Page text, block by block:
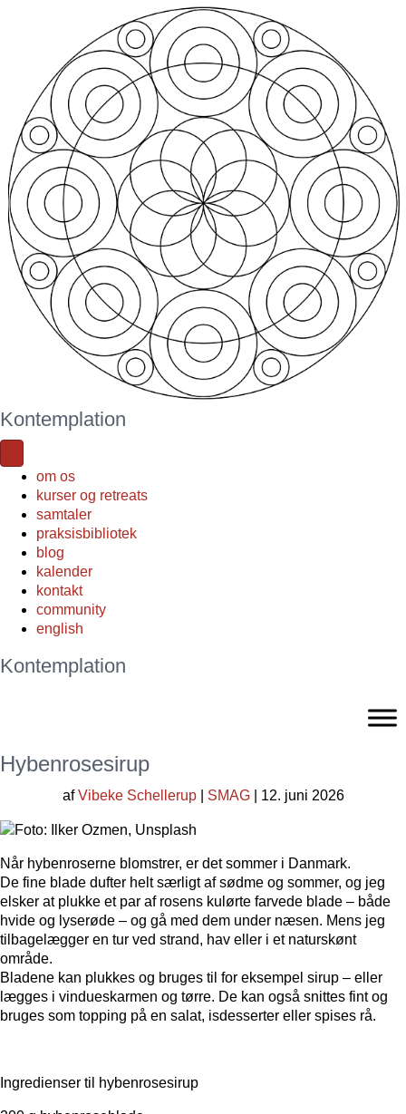
Kontemplation
om os
kurser og retreats
samtaler
praksisbibliotek
blog
kalender
kontakt
community
english
Kontemplation
Hybenrosesirup
afVibeke Schellerup| SMAG| 12. juni 2026
Når hybenroserne blomstrer, er det sommer i Danmark.
De fine blade dufter helt særligt af sødme og sommer, og jeg
elsker at plukke et par af rosens kulørte farvede blade – både
hvide og lyserøde – og gå med dem under næsen. Mens jeg
tilbagelægger en tur ved strand, hav eller i et naturskønt
område.
Bladene kan plukkes og bruges til for eksempel sirup – eller
lægges i vindueskarmen og tørre. De kan også snittes fint og
bruges som topping på en salat, isdesserter eller spises rå.
Ingredienser til hybenrosesirup